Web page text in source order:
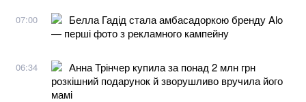
07:00
Белла Гадід стала амбасадоркою бренду Alo
— перші фото з рекламного кампейну
06:34
Анна Трінчер купила за понад 2 млн грн
розкішний подарунок й зворушливо вручила його
мамі